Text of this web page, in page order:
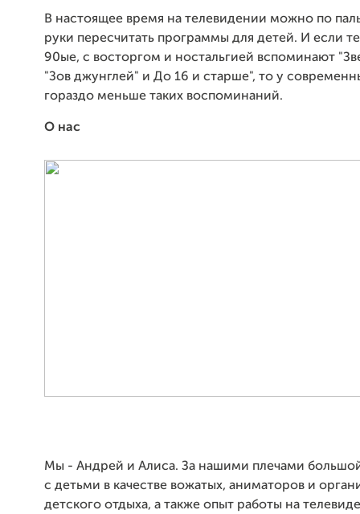
В настоящее время на телевидении можно по
руки пересчитать программы для детей. И если
90ые, с восторгом и ностальгией вспоминают
"Зов джунглей" и До 16 и старше", то у
гораздо меньше таких воспоминаний.
О нас
Мы - Андрей и Алиса. За нашими плечами
с детьми в качестве вожатых, аниматоров и
детского отдыха, а также опыт работы на